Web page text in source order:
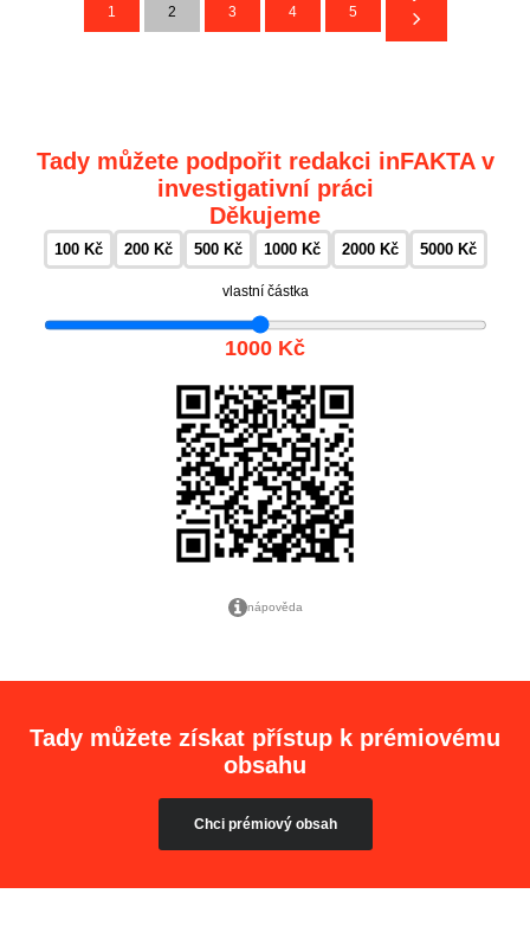
1 2 3 4 5
Tady můžete podpořit redakci inFAKTA v
investigativní práci
Děkujeme
100 Kč 200 Kč 500 Kč 1000 Kč 2000 Kč 5000 Kč
vlastní částka
1000 Kč
nápověda
Tady můžete získat přístup k prémiovému
obsahu
Chci prémiový obsah